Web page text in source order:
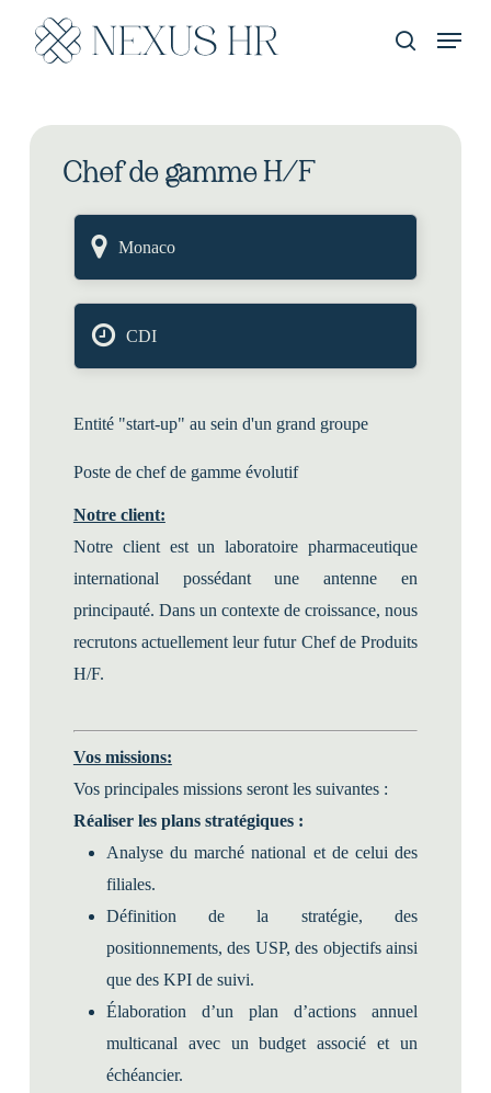
recherche
Menu
Chef de gamme H/F
Monaco
CDI
Entité "start-up" au sein d'un grand groupe
Poste de chef de gamme évolutif
Notre client:
Notre client est un laboratoire pharmaceutique
international possédant une antenne en
principauté. Dans un contexte de croissance, nous
recrutons actuellement leur futur Chef de Produits
H/F.
Vos missions:
Vos principales missions seront les suivantes :
Réaliser les plans stratégiques :
Analyse du marché national et de celui des
filiales.
Définition de la stratégie, des
positionnements, des USP, des objectifs ainsi
que des KPI de suivi.
Élaboration d’un plan d’actions annuel
multicanal avec un budget associé et un
échéancier.